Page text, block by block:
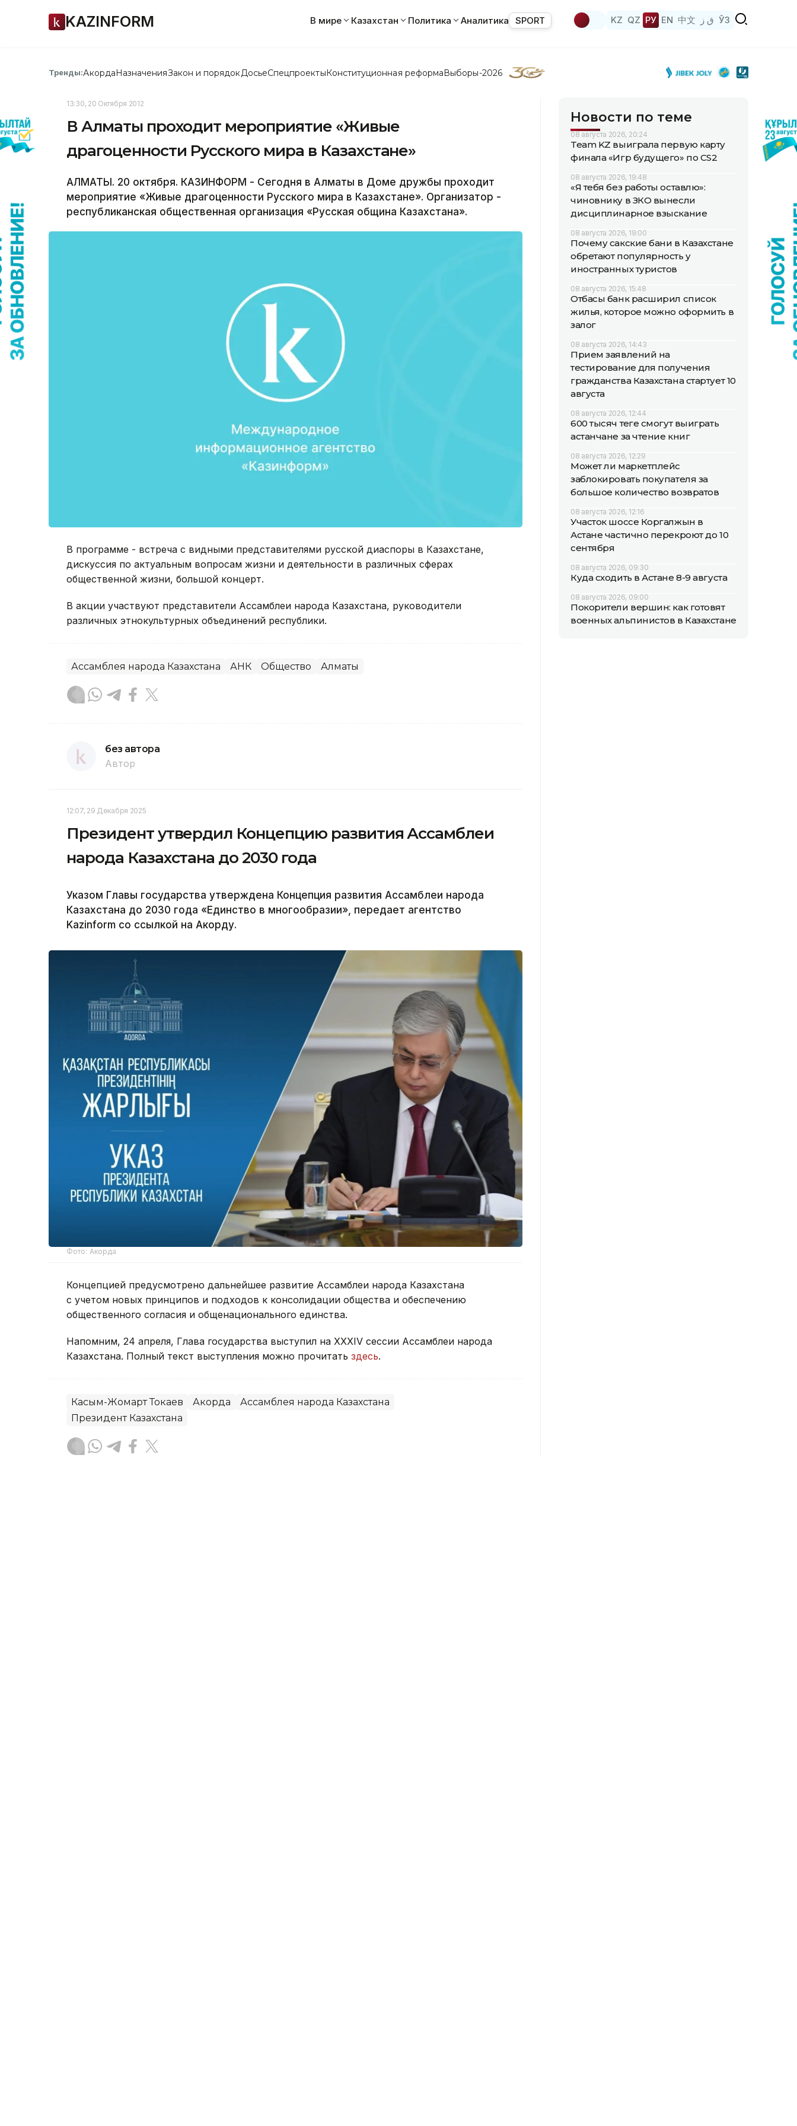
KAZINFORM В мире Казахстан Политика Аналитика SPORT KZ QZ РУ EN 中文 ق ز ЎЗ
Тренды:АкордаНазначенияЗакон и порядок ДосьеСпецпроектыКонституционная реформаВыборы-2026
13:30, 20 Октября 2012
В Алматы проходит мероприятие «Живые
драгоценности Русского мира в Казахстане»
АЛМАТЫ. 20 октября. КАЗИНФОРМ - Сегодня в Алматы в Доме дружбы проходит
мероприятие «Живые драгоценности Русского мира в Казахстане». Организатор -
республиканская общественная организация «Русская община Казахстана».
В программе - встреча с видными представителями русской диаспоры в Казахстане,
дискуссия по актуальным вопросам жизни и деятельности в различных сферах
общественной жизни, большой концерт.
В акции участвуют представители Ассамблеи народа Казахстана, руководители
различных этнокультурных объединений республики.
Ассамблея народа Казахстана АНК Общество Алматы
без автора
Автор
12:07, 29 Декабря 2025
Президент утвердил Концепцию развития Ассамблеи
народа Казахстана до 2030 года
Указом Главы государства утверждена Концепция развития Ассамблеи народа
Казахстана до 2030 года «Единство в многообразии», передает агентство
Kazinform со ссылкой на Акорду.
Фото: Акорда
Концепцией предусмотрено дальнейшее развитие Ассамблеи народа Казахстана
с учетом новых принципов и подходов к консолидации общества и обеспечению
общественного согласия и общенационального единства.
Напомним, 24 апреля, Глава государства выступил на ХХХІV сессии Ассамблеи народа
Казахстана. Полный текст выступления можно прочитать здесь.
Касым-Жомарт Токаев Акорда
Ассамблея народа Казахстана
Президент Казахстана
Новости по теме
08 августа 2026, 20:24
Team KZ выиграла первую карту
финала «Игр будущего» по CS2
08 августа 2026, 19:48
«Я тебя без работы оставлю»:
чиновнику в ЗКО вынесли
дисциплинарное взыскание
08 августа 2026, 19:00
Почему сакские бани в Казахстане
обретают популярность у
иностранных туристов
08 августа 2026, 15:48
Отбасы банк расширил список
жилья, которое можно оформить в
залог
08 августа 2026, 14:43
Прием заявлений на
тестирование для получения
гражданства Казахстана стартует 10
августа
08 августа 2026, 12:44
600 тысяч теңге смогут выиграть
астанчане за чтение книг
08 августа 2026, 12:29
Может ли маркетплейс
заблокировать покупателя за
большое количество возвратов
08 августа 2026, 12:16
Участок шоссе Коргалжын в
Астане частично перекроют до 10
сентября
08 августа 2026, 09:30
Куда сходить в Астане 8-9 августа
08 августа 2026, 09:00
Покорители вершин: как готовят
военных альпинистов в Казахстане